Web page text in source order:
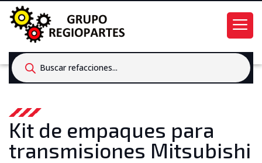
Products
search
Kit de empaques para
transmisiones Mitsubishi